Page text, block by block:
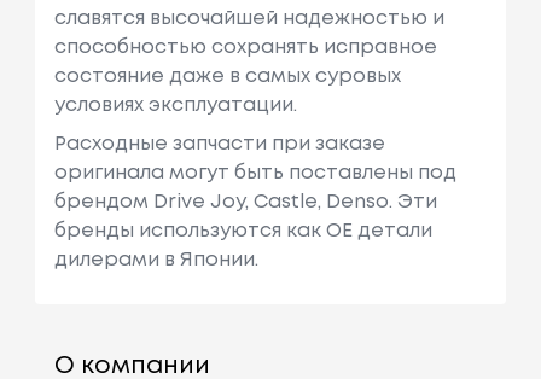
славятся высочайшей надежностью и
способностью сохранять исправное
состояние даже в самых суровых
условиях эксплуатации.
Расходные запчасти при заказе
оригинала могут быть поставлены под
брендом Drive Joy, Castle, Denso. Эти
бренды используются как ОЕ детали
дилерами в Японии.
О компании